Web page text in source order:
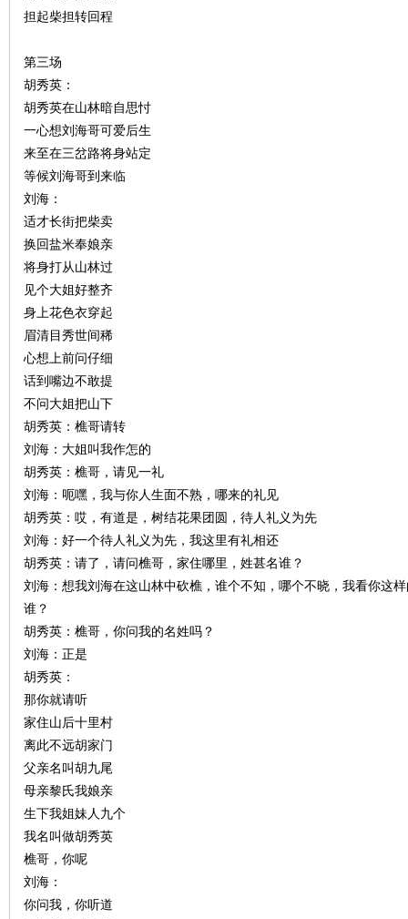
担起柴担转回程
第三场
胡秀英：
胡秀英在山林暗自思忖
一心想刘海哥可爱后生
来至在三岔路将身站定
等候刘海哥到来临
刘海：
适才长街把柴卖
换回盐米奉娘亲
将身打从山林过
见个大姐好整齐
身上花色衣穿起
眉清目秀世间稀
心想上前问仔细
话到嘴边不敢提
不问大姐把山下
胡秀英：樵哥请转
刘海：大姐叫我作怎的
胡秀英：樵哥，请见一礼
刘海：呃嘿，我与你人生面不熟，哪来的礼见
胡秀英：哎，有道是，树结花果团圆，待人礼义为先
刘海：好一个待人礼义为先，我这里有礼相还
胡秀英：请了，请问樵哥，家住哪里，姓甚名谁？
刘海：想我刘海在这山林中砍樵，谁个不知，哪个不晓，我看你这
谁？
胡秀英：樵哥，你问我的名姓吗？
刘海：正是
胡秀英：
那你就请听
家住山后十里村
离此不远胡家门
父亲名叫胡九尾
母亲黎氏我娘亲
生下我姐妹人九个
我名叫做胡秀英
樵哥，你呢
刘海：
你问我，你听道